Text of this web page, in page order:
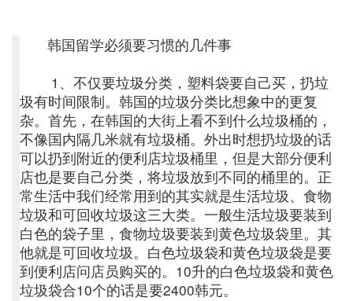
韩国留学必须要习惯的几件事
1、不仅要垃圾分类，塑料袋要自己买，扔垃
圾有时间限制。 韩国的垃圾分类比想象中的更复
杂。首先，在韩国的大街上看不到什么垃圾桶的，
不像国内隔几米就有垃圾桶。外出时想扔垃圾的话
可以扔到附近的便利店垃圾桶里，但是大部分便利
店也是要自己分类，将垃圾放到不同的桶里的。 正
常生活中我们经常用到的其实就是生活垃圾、食物
垃圾和可回收垃圾这三大类。一般生活垃圾要装到
白色的袋子里，食物垃圾要装到黄色垃圾袋里。其
他就是可回收垃圾。白色垃圾袋和黄色垃圾袋是要
到便利店问店员购买的。10升的白色垃圾袋和黄色
垃圾袋合10个的话是要2400韩元。